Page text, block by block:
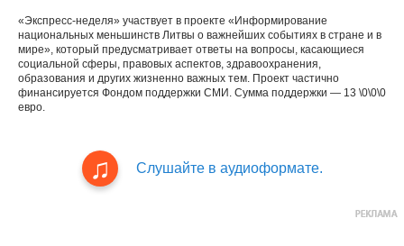
«Экспресс-неделя» участвует в проекте «Информирование
национальных меньшинств Литвы о важнейших событиях в стране и в
мире», который предусматривает ответы на вопросы, касающиеся
социальной сферы, правовых аспектов, здравоохранения,
образования и других жизненно важных тем. Проект частично
финансируется Фондом поддержки СМИ. Сумма поддержки — 13 \0\0\0
евро.
Слушайте в аудиоформате.